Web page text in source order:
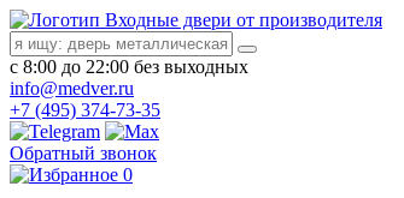
Входные двери от производителя
с 8:00 до 22:00 без выходных
info@medver.ru
+7 (495) 374-73-35
Обратный звонок
0